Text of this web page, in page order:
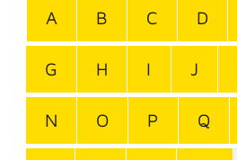
A B C D
G H I J
N O P Q